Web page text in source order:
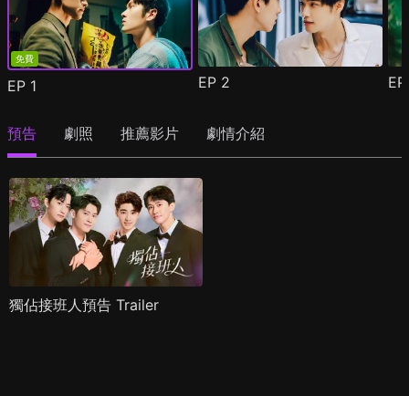
免費
EP 1 EP 2
預告 劇照 推薦影片 劇情介紹
獨佔接班人預告 Trailer